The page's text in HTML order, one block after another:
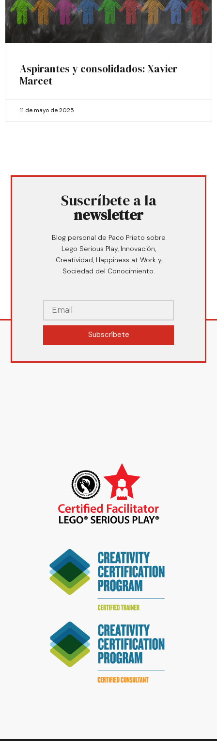
Aspirantes y consolidados: Xavier
Marcet
11 de mayo de 2025
Suscríbete a la
newsletter
Blog personal de Paco Prieto sobre
Lego Serious Play, Innovación,
Creatividad, Happiness at Work y
Sociedad del Conocimiento.
Subscríbete